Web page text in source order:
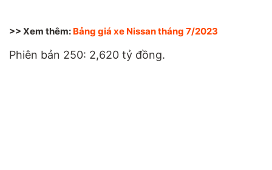
>> Xem thêm: Bảng giá xe Nissan tháng 7/2023
Phiên bản 250: 2,620 tỷ đồng.